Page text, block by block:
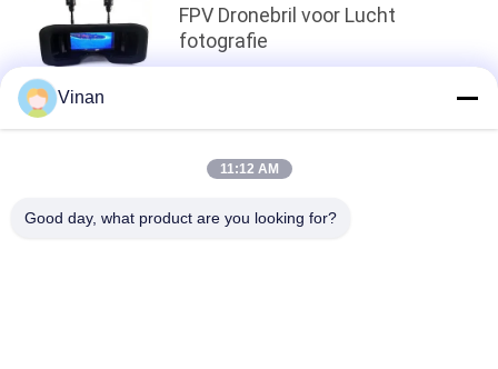
FPV Dronebril voor Lucht
fotografie
Terug naar boven
Vinan
11:12 AM
Good day, what product are you looking for?